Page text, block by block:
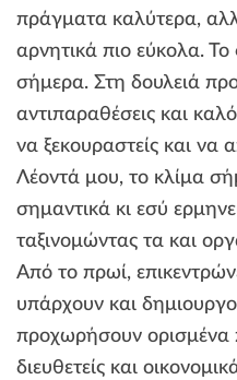
πράγματα καλύτερα,
αρνητικά πιο εύκολα.
σήμερα. Στη δουλειά
αντιπαραθέσεις και
να ξεκουραστείς και να
Λέοντά μου, το κλίμα
σημαντικά κι εσύ
ταξινομώντας τα και
Από το πρωί,
υπάρχουν και
προχωρήσουν
διευθετείς και